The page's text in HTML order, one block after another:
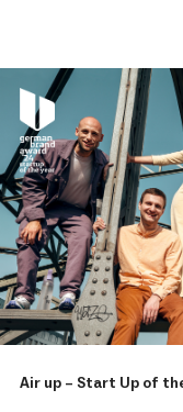
Air up – Start Up of